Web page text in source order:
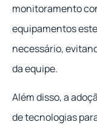
monitoramento
equipamentos
necessário,
da equipe.
Além disso, a
de tecnologias